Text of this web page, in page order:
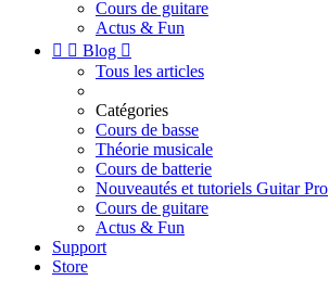
Cours de guitare
Actus & Fun
  Blog 
Tous les articles
Catégories
Cours de basse
Théorie musicale
Cours de batterie
Nouveautés et tutoriels Guitar Pro
Cours de guitare
Actus & Fun
Support
Store